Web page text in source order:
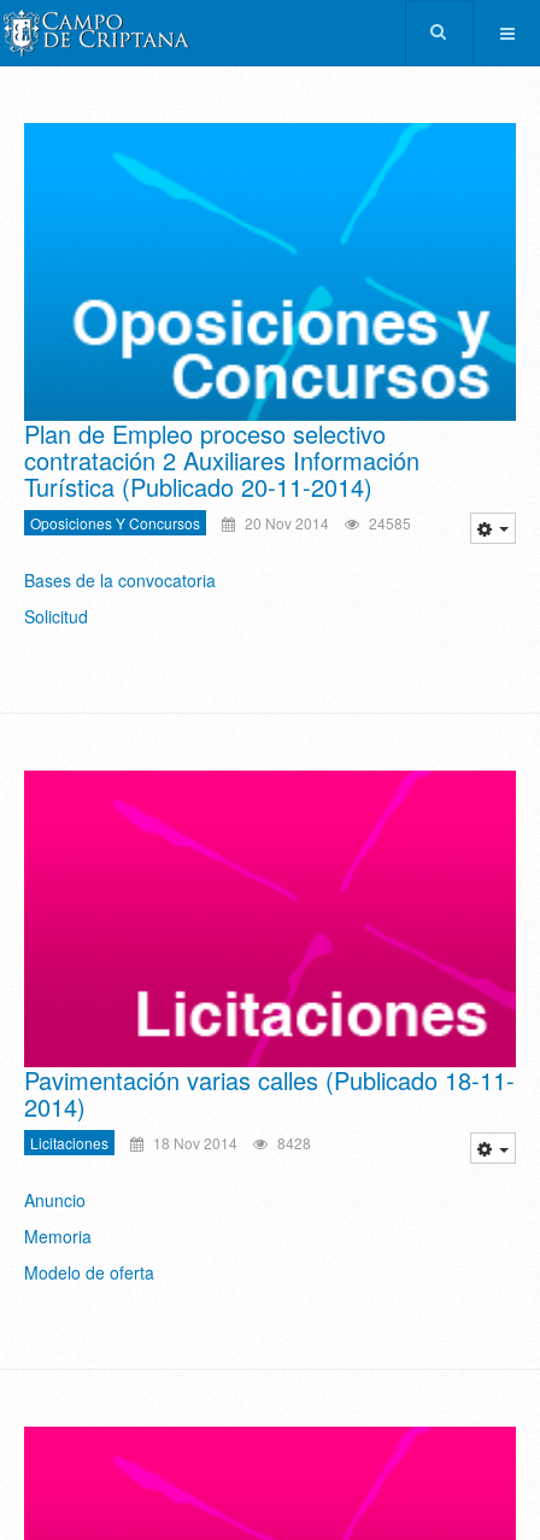
Plan de Empleo proceso selectivo
contratación 2 Auxiliares Información
Turística (Publicado 20-11-2014)
Oposiciones Y Concursos 20 Nov 2014 24585
Bases de la convocatoria
Solicitud
Pavimentación varias calles (Publicado 18-11-
2014)
Licitaciones 18 Nov 2014 8428
Anuncio
Memoria
Modelo de oferta